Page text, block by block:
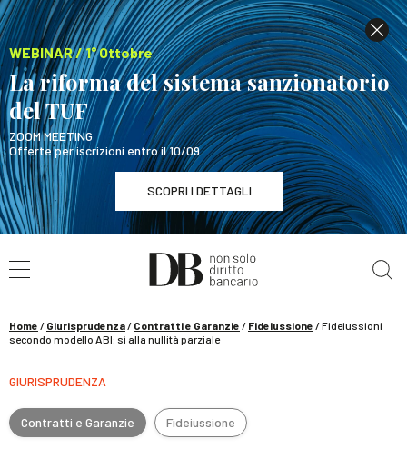
WEBINAR / 1° Ottobre
La riforma del sistema sanzionatorio
del TUF
ZOOM MEETING
Offerte per iscrizioni entro il 10/09
SCOPRI I DETTAGLI
WEBINAR / 1° Ottobre
La riforma del sistema sanzionatorio del TUF
Home / Giurisprudenza/ Contratti e Garanzie / Fideiussione /Fideiussioni
secondo modello ABI: sì alla nullità parziale
GIURISPRUDENZA
Contratti e Garanzie Fideiussione